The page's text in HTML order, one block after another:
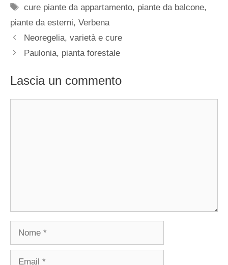
Tag
cure piante da appartamento, piante da balcone,
piante da esterni, Verbena
Neoregelia, varietà e cure
Paulonia, pianta forestale
Lascia un commento
Nome
Email